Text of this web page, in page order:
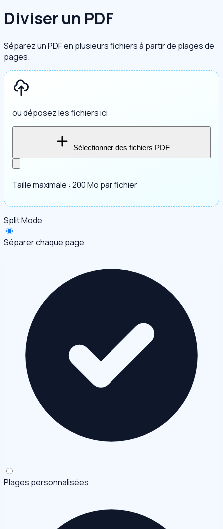
Diviser un PDF
Séparez un PDF en plusieurs fichiers à partir de plages de
pages.
ou déposez les fichiers ici
Sélectionner des fichiers PDF
Taille maximale : 200 Mo par fichier
Split Mode
Séparer chaque page
Plages personnalisées